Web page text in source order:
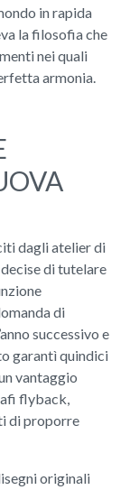
in rapida
la filosofia che
nei quali
armonia.
dagli atelier di
di tutelare
di
successivo e
garantì quindici
vantaggio
flyback,
di proporre
originali